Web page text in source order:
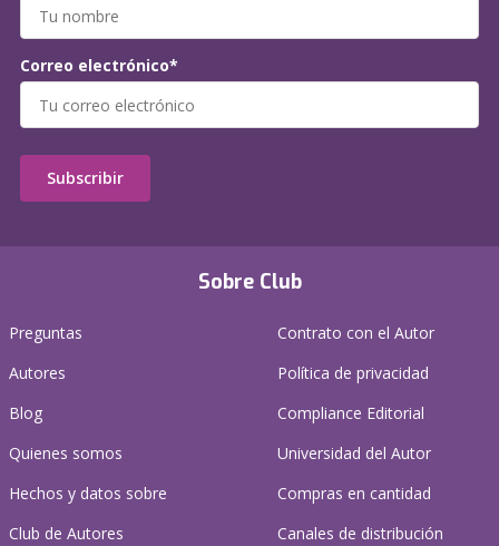
Sobre Club
Preguntas
Autores
Blog
Quienes somos
Hechos y datos sobre
Club de Autores
Contrato con el Autor
Política de privacidad
Compliance Editorial
Universidad del Autor
Compras en cantidad
Canales de distribución
Correo electrónico*
Subscribir